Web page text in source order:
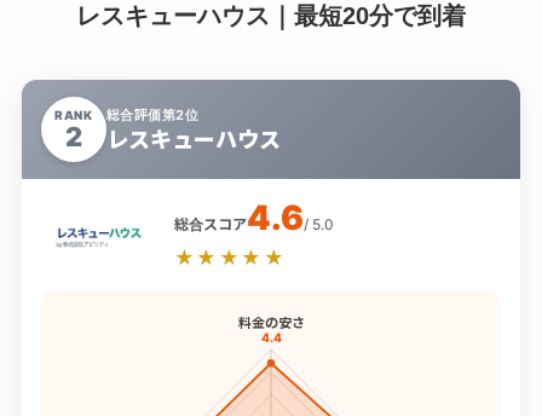
レスキューハウス｜最短20分で到着
RANK
2
総合評価第2位
レスキューハウス
総合スコア4.6/ 5.0
★★★★★
料金の安さ
4.4